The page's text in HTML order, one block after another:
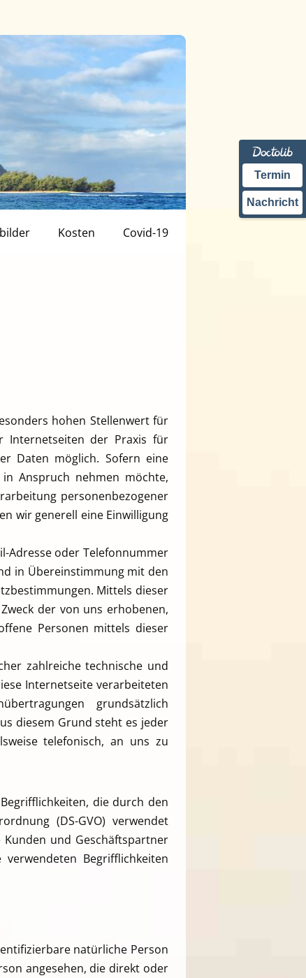
Termin
Nachricht
Kosten Covid-19
hohen Stellenwert für
Internetseiten der Praxis für
Daten möglich. Sofern eine
Anspruch nehmen möchte,
personenbezogener
wir generell eine Einwilligung
Adresse oder Telefonnummer
in Übereinstimmung mit den
Mittels dieser
der von uns erhobenen,
Personen mittels dieser
zahlreiche technische und
Internetseite verarbeiteten
grundsätzlich
diesem Grund steht es jeder
telefonisch, an uns zu
die durch den
(DS-GVO) verwendet
und Geschäftspartner
Begrifflichkeiten
natürliche Person
angesehen, die direkt oder